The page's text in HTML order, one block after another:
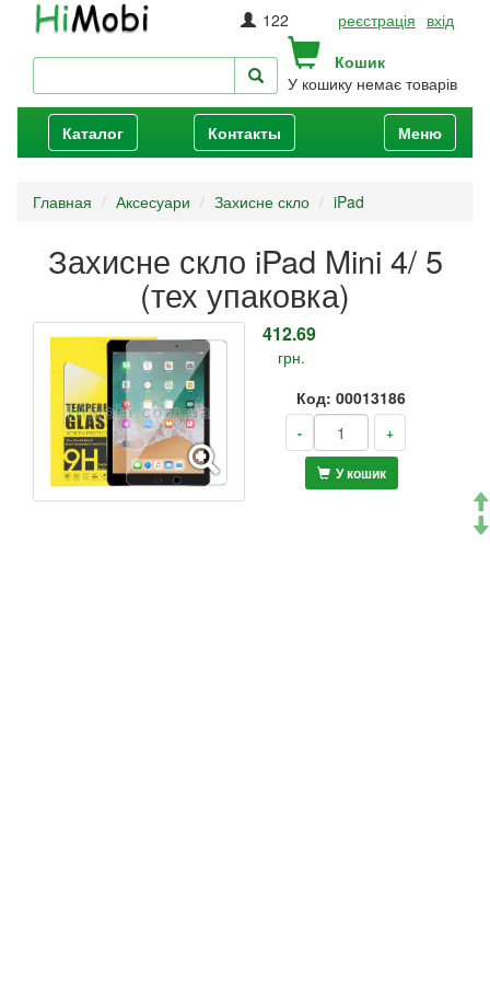
Кошик
У кошику немає товарів
122 реєстрація вхід
Каталог Контакты Меню
Главная Аксесуари Захисне скло iPad
Захисне скло iPad Mini 4/ 5
(тех упаковка)
412.69
грн.
Код: 00013186
- +
У кошик